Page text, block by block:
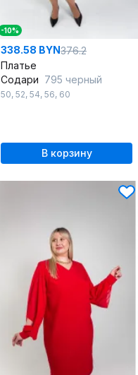
-10%
338.58 BYN376.2
Платье
Содари 795 черный
50, 52, 54, 56, 60
В корзину